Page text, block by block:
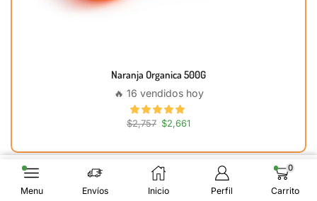
Naranja Organica 500G
🔥 16 vendidos hoy
$2,757 $2,661
Añadir Al Carrito
Menu Envíos Inicio Perfil
0
Carrito